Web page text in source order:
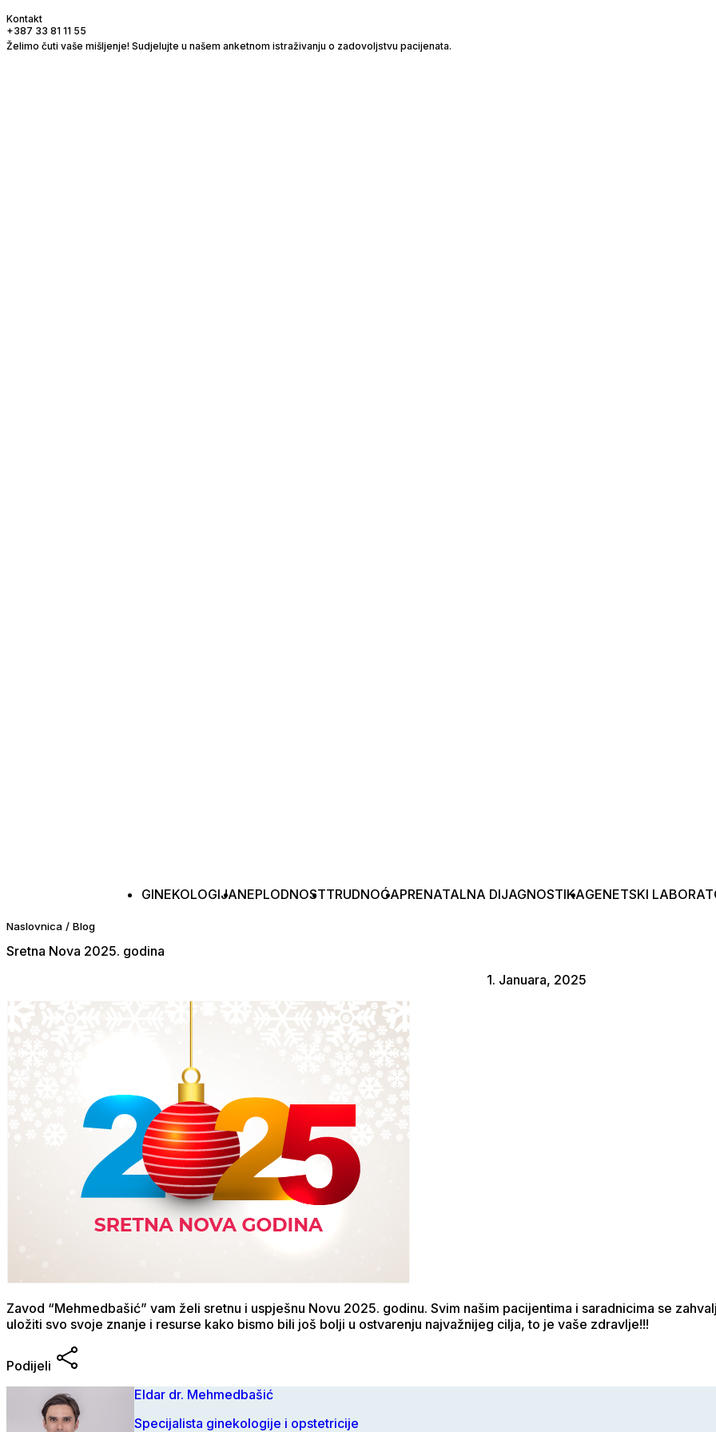
Preskoči do sadržaja
Kontakt
+387 33 81 11 55
Želimo čuti vaše mišljenje! Sudjelujte u našem anketnom istraživanju o zadovoljstvu pacijenata.
GINEKOLOGIJANEPLODNOSTTRUDNOĆAPRENATALNA DIJAGNOSTIKAGENETSKI
Naslovnica / Blog
Sretna Nova 2025. godina
1. Januara, 2025
Zavod “Mehmedbašić” vam želi sretnu i uspješnu Novu 2025. godinu. Svim našim pacijentima i saradnicima se
uložiti svo svoje znanje i resurse kako bismo bili još bolji u ostvarenju najvažnijeg cilja, to je vaše zdravlje!!!
Podijeli
Eldar dr. Mehmedbašić
Specijalista ginekologije i opstetricije